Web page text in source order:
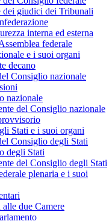
dei giudici dei Tribunali
interna ed esterna
federale
e i suoi organi
decano
Consiglio nazionale
nazionale
del Consiglio nazionale
Stati e i suoi organi
Consiglio degli Stati
degli Stati
del Consiglio degli Stati
plenaria e i suoi
due Camere